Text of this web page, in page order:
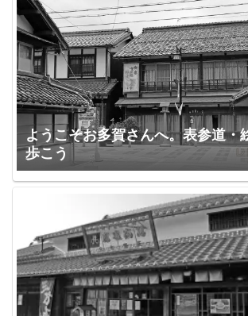
ようこそお多賀さんへ。表参道・
歩こう